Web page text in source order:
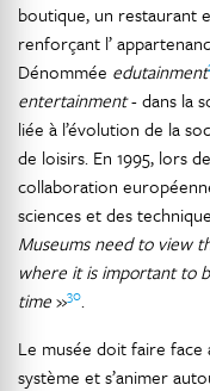
boutique, un restaurant
renforçant l’
Dénommée edutainment
entertainment- dans la
liée à l’évolution de la
de loisirs. En 1995, lors
collaboration
sciences et des
Museums need to view
where it is important to
time»30.
Le musée doit faire face
système et s’animer